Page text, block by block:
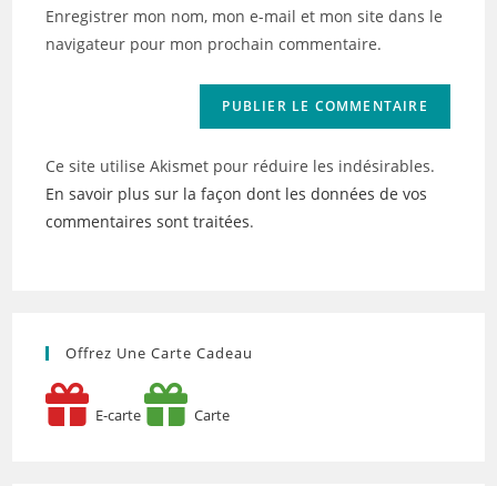
(facultatif)
Enregistrer mon nom, mon e-mail et mon site dans le
navigateur pour mon prochain commentaire.
Ce site utilise Akismet pour réduire les indésirables.
En savoir plus sur la façon dont les données de vos
commentaires sont traitées.
Offrez Une Carte Cadeau
E-carte Carte